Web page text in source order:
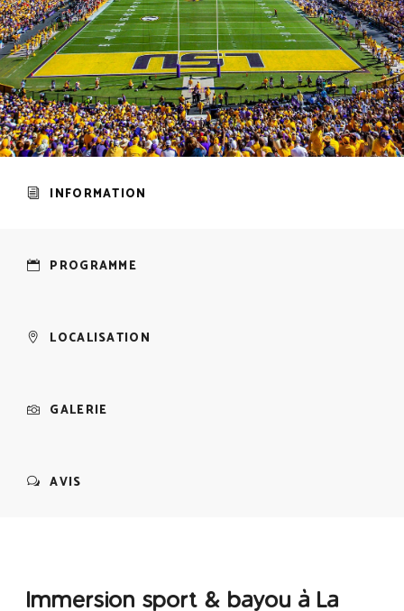
INFORMATION
PROGRAMME
LOCALISATION
GALERIE
AVIS
Immersion sport & bayou à La